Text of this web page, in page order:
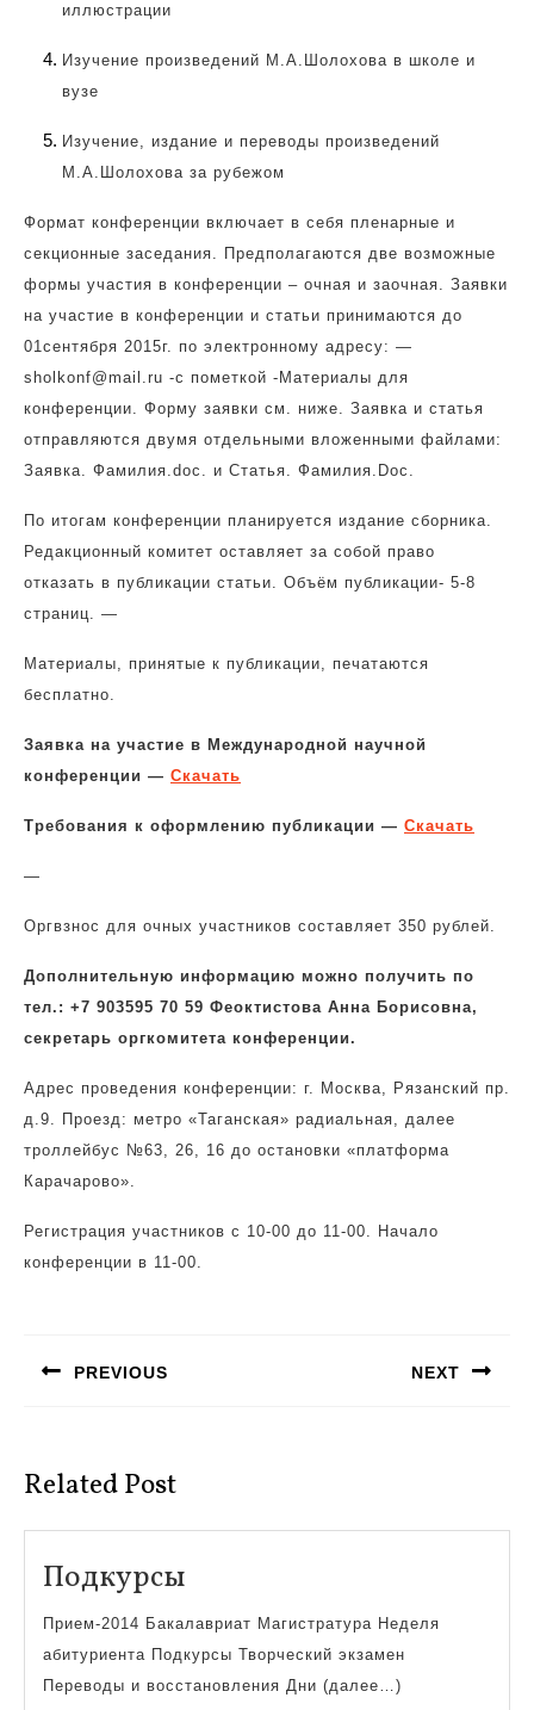
иллюстрации
Изучение произведений М.А.Шолохова в школе и
вузе
Изучение, издание и переводы произведений
М.А.Шолохова за рубежом
Формат конференции включает в себя пленарные и
секционные заседания. Предполагаются две возможные
формы участия в конференции – очная и заочная. Заявки
на участие в конференции и статьи принимаются до
01сентября 2015г. по электронному адресу: —
sholkonf@mail.ru -c пометкой -Материалы для
конференции. Форму заявки см. ниже. Заявка и статья
отправляются двумя отдельными вложенными файлами:
Заявка. Фамилия.doc. и Статья. Фамилия.Doc.
По итогам конференции планируется издание сборника.
Редакционный комитет оставляет за собой право
отказать в публикации статьи. Объём публикации- 5-8
страниц. —
Материалы, принятые к публикации, печатаются
бесплатно.
Заявка на участие в Международной научной
конференции — Скачать
Требования к оформлению публикации — Скачать
—
Оргвзнос для очных участников составляет 350 рублей.
Дополнительную информацию можно получить по
тел.: +7 903595 70 59 Феоктистова Анна Борисовна,
секретарь оргкомитета конференции.
Адрес проведения конференции: г. Москва, Рязанский пр.
д.9. Проезд: метро «Таганская» радиальная, далее
троллейбус №63, 26, 16 до остановки «платформа
Карачарово».
Регистрация участников с 10-00 до 11-00. Начало
конференции в 11-00.
записям
PREVIOUS NEXT
Related Post
Подкурсы
Прием-2014 Бакалавриат Магистратура Неделя
абитуриента Подкурсы Творческий экзамен
Переводы и восстановления Дни (далее…)